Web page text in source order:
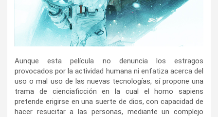
Aunque esta película no denuncia los estragos
provocados por la actividad humana ni enfatiza acerca del
uso o mal uso de las nuevas tecnologías, sí propone una
trama de cienciaficción en la cual el homo sapiens
pretende erigirse en una suerte de dios, con capacidad de
hacer resucitar a las personas, mediante un complejo